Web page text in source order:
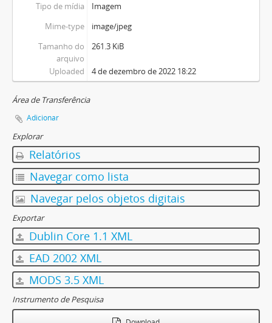
Tipo de mídia
Imagem
Mime-type
image/jpeg
Tamanho do
arquivo
261.3 KiB
Uploaded 4 de dezembro de 2022 18:22
Área de Transferência
Adicionar
Explorar
Relatórios
Navegar como lista
Navegar pelos objetos digitais
Exportar
Dublin Core 1.1 XML
EAD 2002 XML
MODS 3.5 XML
Instrumento de Pesquisa